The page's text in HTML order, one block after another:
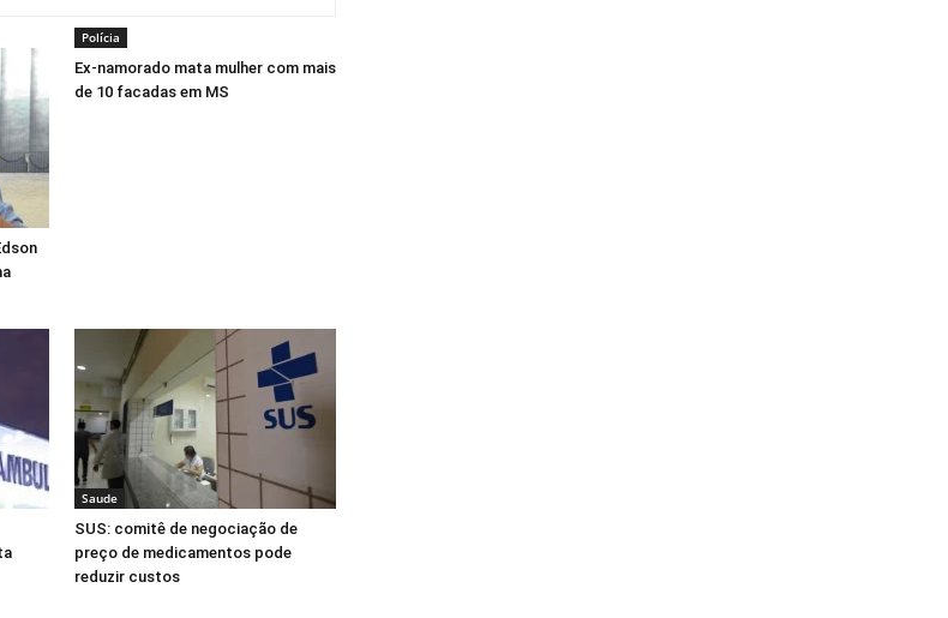
Polícia
Ex-namorado mata mulher com mais
de 10 facadas em MS
Saude
SUS: comitê de negociação de
preço de medicamentos pode
reduzir custos